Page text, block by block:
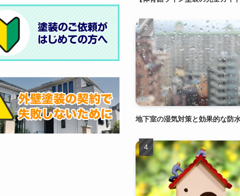
地下室の湿気対策と効果的な防